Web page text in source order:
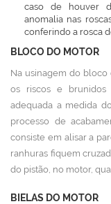
caso de houver
anomalia nas
conferindo a rosca
BLOCO DO MOTOR
Na usinagem do bloco
os riscos e
adequada a medida
processo de
consiste em alisar a
ranhuras fiquem
do pistão, no motor,
BIELAS DO MOTOR